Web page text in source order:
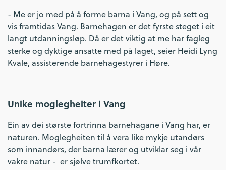
- Me er jo med på å forme barna i Vang, og på sett og
vis framtidas Vang. Barnehagen er det fyrste steget i eit
langt utdanningsløp. Då er det viktig at me har fagleg
sterke og dyktige ansatte med på laget, seier Heidi Lyng
Kvale, assisterende barnehagestyrer i Høre.
Unike moglegheiter i Vang
Ein av dei største fortrinna barnehagane i Vang har, er
naturen. Moglegheiten til å vera like mykje utandørs
som innandørs, der barna lærer og utviklar seg i vår
vakre natur - er sjølve trumfkortet.